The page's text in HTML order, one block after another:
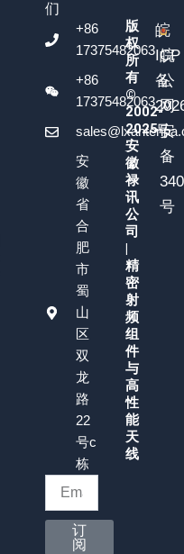
们
+86
17375482063
+86
17375482063
安
徽
省
合
肥
市
蜀
山
区
双
龙
路
22
号c
栋
订
阅
版
权
所
有
©
2002-
2025
安
徽
禄
讯
公
司
精
密
射
频
组
件
与
高
性
能
天
线
皖
ICP
备
号
皖
公
网
安
备
号